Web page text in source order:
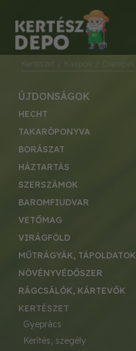
Kertészet / Kaspók / Cserepek
ÚJDONSÁGOK
HECHT
TAKARÓPONYVA
BORÁSZAT
HÁZTARTÁS
SZERSZÁMOK
BAROMFIUDVAR
VETŐMAG
VIRÁGFÖLD
MŰTRÁGYÁK, TÁPOLDATOK
NÖVÉNYVÉDŐSZER
RÁGCSÁLÓK, KÁRTEVŐK
KERTÉSZET
gyeprács
kerítés, szegély